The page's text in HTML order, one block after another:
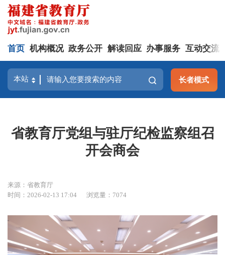
首页 机构概况 政务公开 解读回应 办事服务 互动交流
长者模式
省教育厅党组与驻厅纪检监察组召
开会商会
来源：省教育厅
时间：2026-02-13 17:04
浏览量：7074